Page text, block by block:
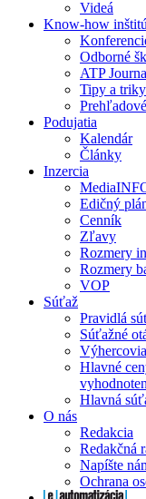
Videá
Know-how
Odborné
ATP
Tipy a triky
Podujatia
Kalendár
Články
Inzercia
Edičný
Cenník
Zľavy
Rozmery
Rozmery
VOP
Súťaž
Pravidlá
Súťažné
Hlavné
Hlavná
O nás
Redakcia
Redakčná
Napíšte
Ochrana